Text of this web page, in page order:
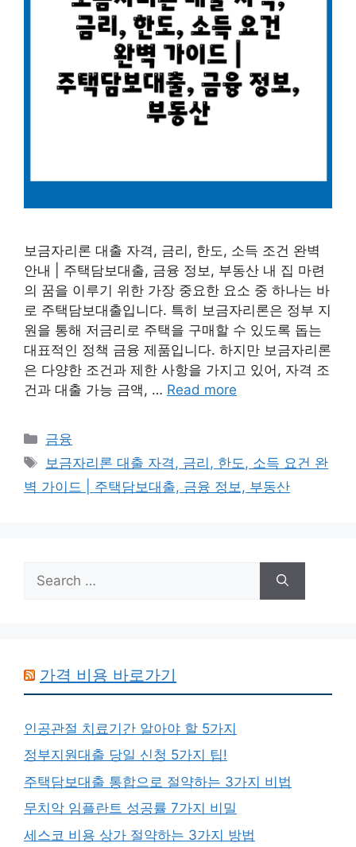
보금자리론 대출 자격, 금리, 한도, 소득 조건 완벽
안내 | 주택담보대출, 금융 정보, 부동산 내 집 마련
의 꿈을 이루기 위한 가장 중요한 요소 중 하나는 바
로 주택담보대출입니다. 특히 보금자리론은 정부 지
원을 통해 저금리로 주택을 구매할 수 있도록 돕는
대표적인 정책 금융 제품입니다. 하지만 보금자리론
은 다양한 조건과 제한 사항을 가지고 있어, 자격 조
건과 대출 가능 금액, … Read more
Categories
금융
Tags
보금자리론 대출 자격, 금리, 한도, 소득 요건 완
벽 가이드 | 주택담보대출, 금융 정보, 부동산
for:
가격 비용 바로가기
인공관절 치료기간 알아야 할 5가지
정부지원대출 당일 신청 5가지 팁!
주택담보대출 통합으로 절약하는 3가지 비법
무치악 임플란트 성공률 7가지 비밀
세스코 비용 상가 절약하는 3가지 방법